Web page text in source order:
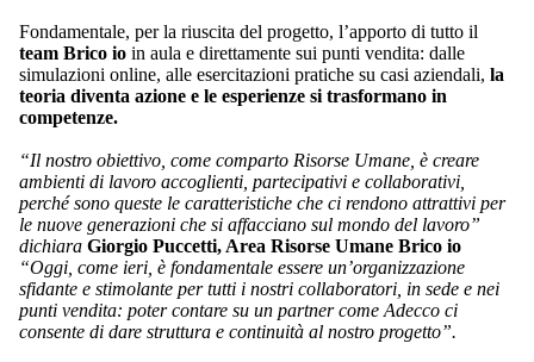
Fondamentale, per la riuscita del progetto, l’apporto di tutto il
team Brico io in aula e direttamente sui punti vendita: dalle
simulazioni online, alle esercitazioni pratiche su casi aziendali, la
teoria diventa azione e le esperienze si trasformano in
competenze.
“Il nostro obiettivo, come comparto Risorse Umane, è creare
ambienti di lavoro accoglienti, partecipativi e collaborativi,
perché sono queste le caratteristiche che ci rendono attrattivi per
le nuove generazioni che si affacciano sul mondo del lavoro”
dichiara Giorgio Puccetti, Area Risorse Umane Brico io
“Oggi, come ieri, è fondamentale essere un’organizzazione
sfidante e stimolante per tutti i nostri collaboratori, in sede e nei
punti vendita: poter contare su un partner come Adecco ci
consente di dare struttura e continuità al nostro progetto”.